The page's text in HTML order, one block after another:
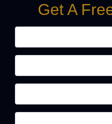
Get A